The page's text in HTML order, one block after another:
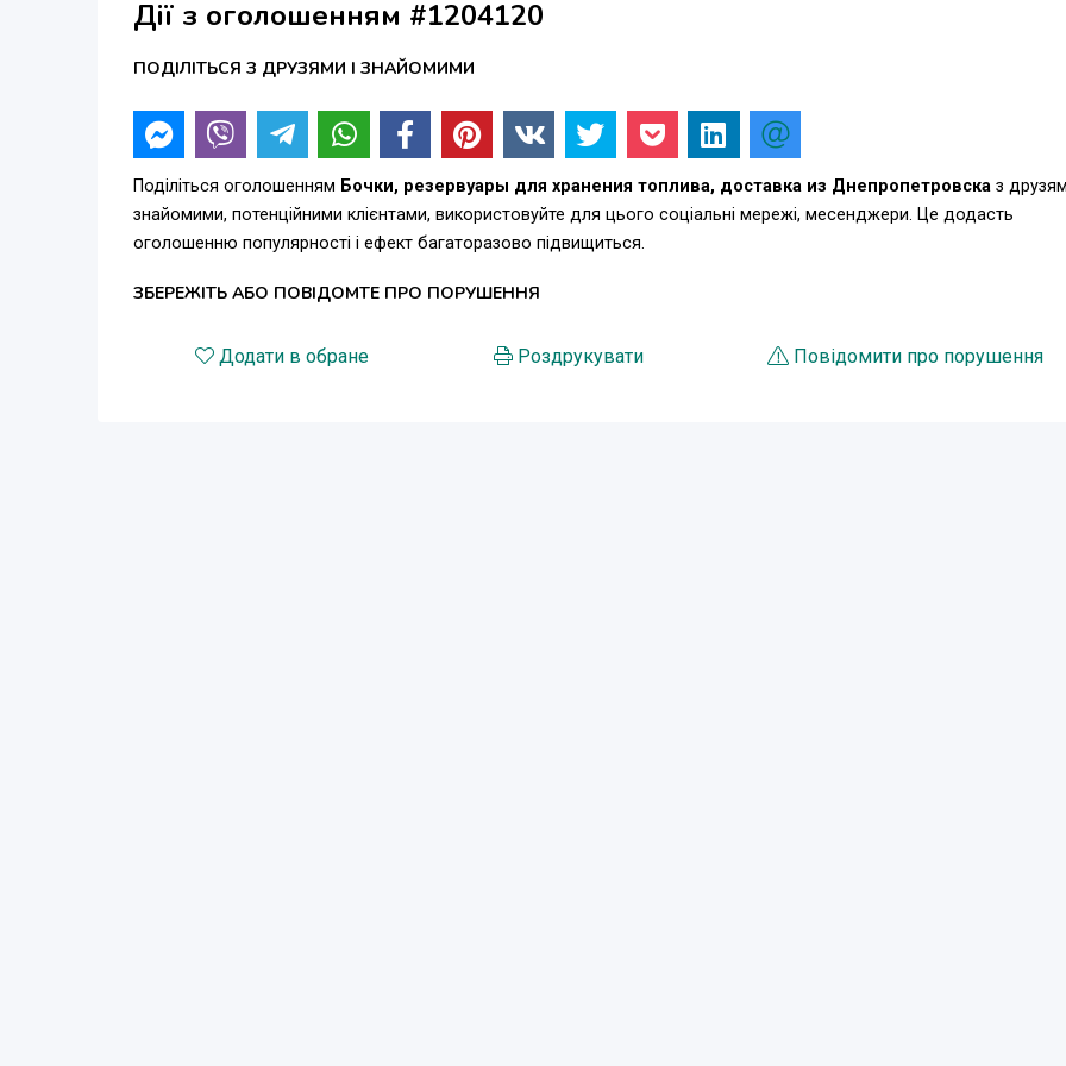
Дії з оголошенням #1204120
ПОДІЛІТЬСЯ З ДРУЗЯМИ І ЗНАЙОМИМИ
Поділіться оголошенням Бочки, резервуары для хранения топлива, доставка из Днепропетровска з
знайомими, потенційними клієнтами, використовуйте для цього соціальні мережі, месенджери. Це додасть
оголошенню популярності і ефект багаторазово підвищиться.
ЗБЕРЕЖІТЬ АБО ПОВІДОМТЕ ПРО ПОРУШЕННЯ
Додати в обране Роздрукувати Повідомити про порушення